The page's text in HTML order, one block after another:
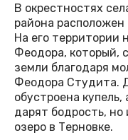
В окрестностях
района
На его территории
Феодора, который,
земли благодаря
Феодора Студита.
обустроена
дарят бодрость,
озеро в Терновке.